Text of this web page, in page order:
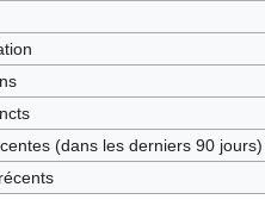
(dans les derniers 90 jours)